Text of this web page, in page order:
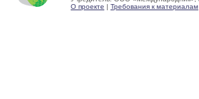
О проекте | Требования к материалам